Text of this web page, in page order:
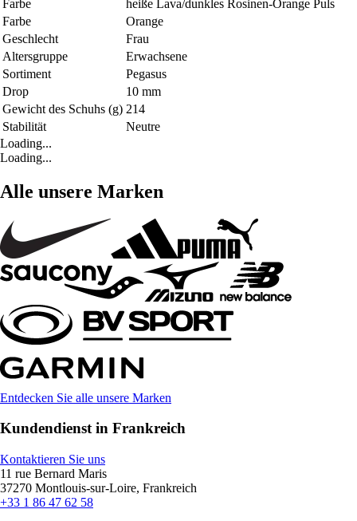
Farbe
heiße Lava/dunkles Rosinen-Orange Puls
Farbe
Orange
Geschlecht
Frau
Altersgruppe
Erwachsene
Sortiment
Pegasus
Drop
10 mm
Gewicht des Schuhs (g) 214
Stabilität
Neutre
Loading...
Loading...
Alle unsere Marken
Entdecken Sie alle unsere Marken
Kundendienst in Frankreich
Kontaktieren Sie uns
11 rue Bernard Maris
37270 Montlouis-sur-Loire, Frankreich
+33 1 86 47 62 58